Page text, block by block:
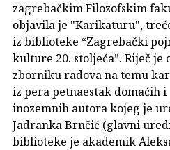
zagrebačkim Filozofskim
objavila je "Karikaturu",
iz biblioteke “Zagrebački
kulture 20. stoljeća”. Riječ je
zborniku radova na temu
iz pera petnaestak domaćih i
inozemnih autora kojeg je
Jadranka Brnčić (glavni
biblioteke je akademik